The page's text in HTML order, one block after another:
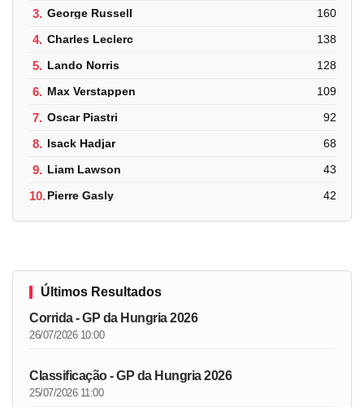
3. George Russell 160
4. Charles Leclerc 138
5. Lando Norris 128
6. Max Verstappen 109
7. Oscar Piastri 92
8. Isack Hadjar 68
9. Liam Lawson 43
10.Pierre Gasly 42
Últimos Resultados
Corrida - GP da Hungria 2026
26/07/2026 10:00
Classificação - GP da Hungria 2026
25/07/2026 11:00